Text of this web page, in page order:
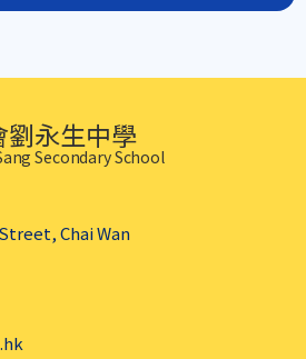
劉永生中學
Secondary School
Chai Wan